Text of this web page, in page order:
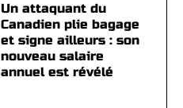
Un attaquant du
Canadien plie bagage
et signe ailleurs : son
nouveau salaire
annuel est révélé